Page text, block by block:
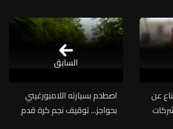
عن
اصطدم بسيارته اللامبورغيني
بحواجز... توقيف نجم كرة قدم
السابق